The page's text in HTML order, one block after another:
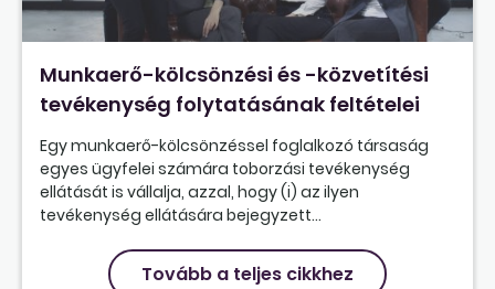
Munkaerő-kölcsönzési és -közvetítési
tevékenység folytatásának feltételei
Egy munkaerő-kölcsönzéssel foglalkozó társaság
egyes ügyfelei számára toborzási tevékenység
ellátását is vállalja, azzal, hogy (i) az ilyen
tevékenység ellátására bejegyzett...
Tovább a teljes cikkhez